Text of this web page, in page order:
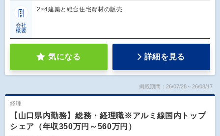
会社
概要
2×4建築と総合住宅資材の販売
気になる 詳細を見る
掲載期間：26/07/28～26/08/17
経理
【山口県内勤務】総務・経理職※アルミ線国内トップ
シェア（年収350万円～560万円）